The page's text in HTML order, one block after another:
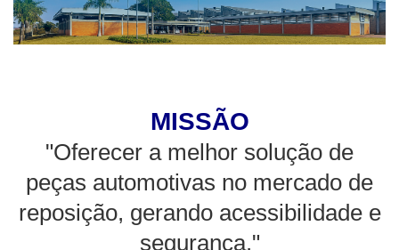
MISSÃO
"Oferecer a melhor solução de
peças automotivas no mercado de
reposição, gerando acessibilidade e
segurança."